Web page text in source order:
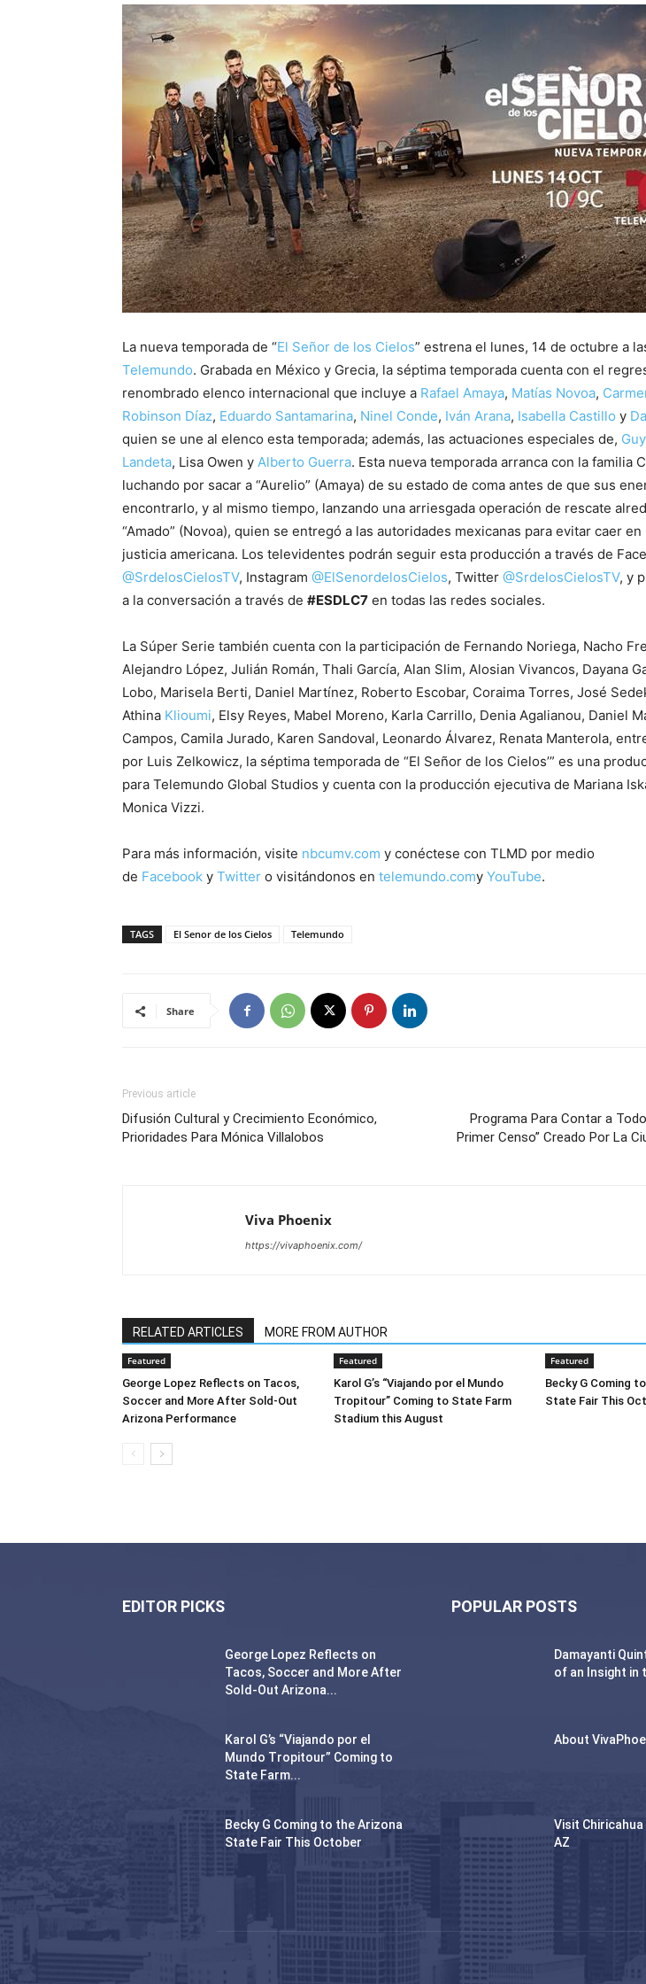
La nueva temporada de “El Señor de los Cielos” estrena el lunes, 14 de octubre a
Telemundo. Grabada en México y Grecia, la séptima temporada cuenta con el
renombrado elenco internacional que incluye a Rafael Amaya, Matías Novoa,
Robinson Díaz, Eduardo Santamarina, Ninel Conde, Iván Arana, Isabella Castillo y
quien se une al elenco esta temporada; además, las actuaciones especiales de,
Landeta, Lisa Owen y Alberto Guerra. Esta nueva temporada arranca con la familia
luchando por sacar a “Aurelio” (Amaya) de su estado de coma antes de que sus
encontrarlo, y al mismo tiempo, lanzando una arriesgada operación de rescate
“Amado” (Novoa), quien se entregó a las autoridades mexicanas para evitar caer en
justicia americana. Los televidentes podrán seguir esta producción a través de
@SrdelosCielosTV, Instagram @ElSenordelosCielos, Twitter @SrdelosCielosTV, y
a la conversación a través de #ESDLC7 en todas las redes sociales.
La Súper Serie también cuenta con la participación de Fernando Noriega, Nacho
Alejandro López, Julián Román, Thali García, Alan Slim, Alosian Vivancos, Dayana
Lobo, Marisela Berti, Daniel Martínez, Roberto Escobar, Coraima Torres, José
Athina Klioumi, Elsy Reyes, Mabel Moreno, Karla Carrillo, Denia Agalianou, Daniel
Campos, Camila Jurado, Karen Sandoval, Leonardo Álvarez, Renata Manterola,
por Luis Zelkowicz, la séptima temporada de “El Señor de los Cielos’” es una
para Telemundo Global Studios y cuenta con la producción ejecutiva de Mariana
Monica Vizzi.
Para más información, visite nbcumv.com y conéctese con TLMD por medio
de Facebook y Twitter o visitándonos en telemundo.comy YouTube.
TAGS El Senor de los Cielos Telemundo
Share
Previous article
Difusión Cultural y Crecimiento Económico,
Prioridades Para Mónica Villalobos
Programa Para Contar a
Primer Censo” Creado Por La
Viva Phoenix
https://vivaphoenix.com/
RELATED ARTICLES MORE FROM AUTHOR
Featured
George Lopez Reflects on Tacos,
Soccer and More After Sold-Out
Arizona Performance
Featured
Karol G’s “Viajando por el Mundo
Tropitour” Coming to State Farm
Stadium this August
Featured
Becky G Coming
State Fair This
EDITOR PICKS
George Lopez Reflects on
Tacos, Soccer and More After
Sold-Out Arizona...
Karol G’s “Viajando por el
Mundo Tropitour” Coming to
State Farm...
Becky G Coming to the Arizona
State Fair This October
POPULAR POSTS
Damayanti
of an Insight in
About
Visit
AZ